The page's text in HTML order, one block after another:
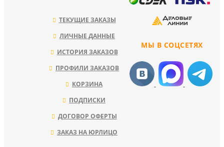
МЫ В СОЦСЕТЯХ
ТЕКУЩИЕ ЗАКАЗЫ
ЛИЧНЫЕ ДАННЫЕ
ИСТОРИЯ ЗАКАЗОВ
ПРОФИЛИ ЗАКАЗОВ
КОРЗИНА
ПОДПИСКИ
ДОГОВОР ОФЕРТЫ
ЗАКАЗ НА ЮРЛИЦО